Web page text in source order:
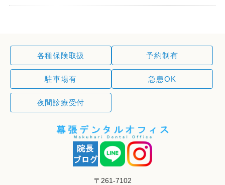
各種保険取扱 予約制有
駐車場有 急患OK
夜間診療受付
〒261-7102